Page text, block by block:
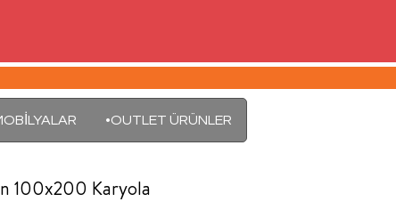
•OUTLET ÜRÜNLER
100x200 Karyola